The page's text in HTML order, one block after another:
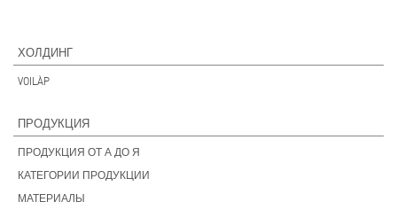
ХОЛДИНГ
VOILÀP
ПРОДУКЦИЯ
ПРОДУКЦИЯ ОТ А ДО Я
КАТЕГОРИИ ПРОДУКЦИИ
МАТЕРИАЛЫ